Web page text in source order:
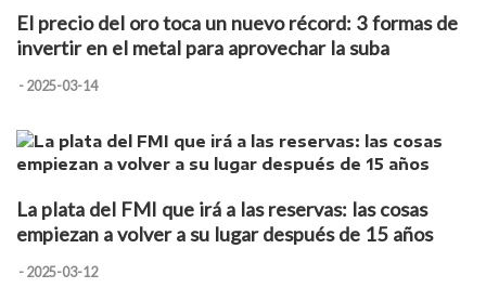
El precio del oro toca un nuevo récord: 3 formas de
invertir en el metal para aprovechar la suba
- 2025-03-14
La plata del FMI que irá a las reservas: las cosas
empiezan a volver a su lugar después de 15 años
- 2025-03-12